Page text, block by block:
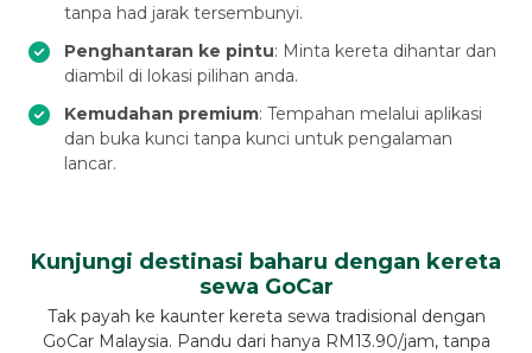
tanpa had jarak tersembunyi.
Penghantaran ke pintu: Minta kereta dihantar dan
diambil di lokasi pilihan anda.
Kemudahan premium: Tempahan melalui aplikasi
dan buka kunci tanpa kunci untuk pengalaman
lancar.
Kunjungi destinasi baharu dengan kereta
sewa GoCar
Tak payah ke kaunter kereta sewa tradisional dengan
GoCar Malaysia. Pandu dari hanya RM13.90/jam, tanpa